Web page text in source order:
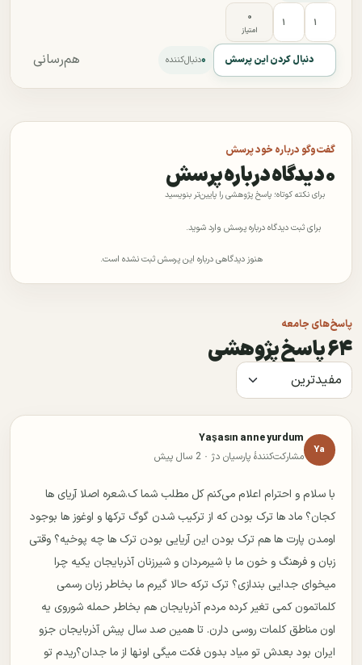
۱ ۱ ۰
امتیاز
دنبال کردن این پرسش ۰دنبال‌کننده هم‌رسانی
گفت‌وگو درباره خود پرسش
۰ دیدگاه درباره پرسش
برای نکته کوتاه؛ پاسخ پژوهشی را پایین‌تر بنویسید
برای ثبت دیدگاه درباره پرسش وارد شوید.
هنوز دیدگاهی درباره این پرسش ثبت نشده است.
پاسخ‌های جامعه
۶۴ پاسخ پژوهشی
Ya
Yaşasın anne yurdum
مشارکت‌کنندهٔ پارسیان دژ ·2 سال پیش
با سلام و احترام اعلام می‌کنم کل مطلب شما ک.شعره اصلا آریای ها
کجان؟ ماد ها ترک بودن که از ترکیب شدن گوگ ترکها و اوغوز ها بوجود
اومدن پارت ها هم ترک بودن این آریایی بودن ترک ها چه پوخیه؟ وقتی
زبان و فرهنگ و خون ما با شیرمردان و شیرزنان آذربایجان یکیه چرا
میخوای جدایی بندازی؟ ترک ترکه حالا گیرم ما بخاطر زبان رسمی
کلماتمون کمی تغیر کرده مردم آذربایجان هم بخاطر حمله شوروی یه
اون مناطق کلمات روسی دارن. تا همین صد سال پیش آذربایجان جزو
ایران بود بعدش تو میاد بدون فکت میگی اونها از ما جدان؟ریدم تو